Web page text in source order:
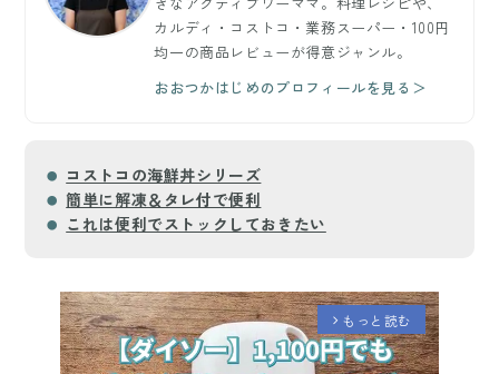
カルディ・コストコ・業務スーパー・100円
均一の商品レビューが得意ジャンル。
おおつかはじめのプロフィールを見る＞
コストコの海鮮丼シリーズ
簡単に解凍＆タレ付で便利
これは便利でストックしておきたい
arrow_forward_ios もっと読む